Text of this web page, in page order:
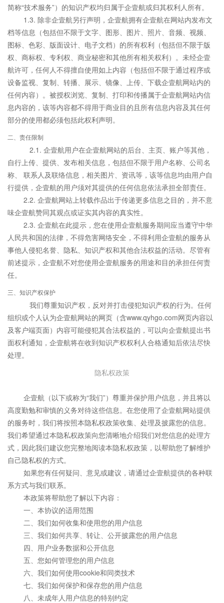
简称“技术服务”）的知识产权均归属于企壹航或归其权利人所有。
1.3. 除非企壹航另行声明，企壹航拥有企壹航在网站内发布文
档等信息（包括但不限于文字、图形、图片、照片、音频、视频、
图标、色彩、版面设计、电子文档）的所有权利（包括但不限于版
权、商标权、专利权、商业秘密和其他所有相关权利）。未经企壹
航许可，任何人不得擅自使用如上内容（包括但不限于通过程序或
设备监视、复制、转播、展示、镜像、上传、下载企壹航网站内的
任何内容）。被授权浏览、复制、打印和传播属于企壹航网站内信
息内容的，该等内容都不得用于商业目的且所有信息内容及其任何
部分的使用都必须包括此权利声明。
二、责任限制
2.1. 企壹航用户在企壹航网站的后台、主页、账户等其他，
自行上传、提供、发布相关信息，包括但不限于用户名称、公司名
称、 联系人及联络信息，相关图片、资讯等，该等信息均由用户自
行提供，企壹航的用户须对其提供的任何信息依法承担全部责任。
2.2. 企壹航网站上转载作品出于传递更多信息之目的，并不意
味企壹航赞同其观点或证实其内容的真实性。
2.3. 企壹航在此提示，您在使用企壹航服务期间应当遵守中华
人民共和国的法律，不得危害网络安全，不得利用企壹航的服务从
事他人侵犯名誉、隐私、知识产权和其他合法权益的活动。尽管有
前述提示，企壹航不对您使用企壹航服务的用途和目的承担任何责
任。
三、知识产权保护
我们尊重知识产权，反对并打击侵犯知识产权的行为。任何
组织或个人认为企壹航网站的网页（含www.qyhgo.com网页内容以
及客户端页面）内容可能侵犯其合法权益的，可以向企壹航提出书
面权利通知，企壹航将在收到知识产权权利人合格通知后依法尽快
处理。
隐私权政策
企壹航（以下或称为“我们”）尊重并保护用户信息，并且将以
高度勤勉和审慎的义务对待这些信息。在您使用了企壹航网站提供
的服务时，我们将按照本隐私权政策收集、处理及披露您的信息。
我们希望通过本隐私权政策向您清晰地介绍我们对您信息的处理方
式，因此我们建议您完整地阅读本隐私权政策，以帮助您了解维护
自己隐私权的方式。
如果您有任何疑问、意见或建议，请通过企壹航提供的各种联
系方式与我们联系。
本政策将帮助您了解以下内容：
一、本协议的适用范围
二、我们如何收集和使用您的用户信息
三、我们如何共享、转让、公开披露您的用户信息
四、用户业务数据和公开信息
五、您如何管理您的用户信息
六、我们如何使用cookie和同类技术
七、我们如何保护和保存您的用户信息
八、未成年人用户信息的特别约定